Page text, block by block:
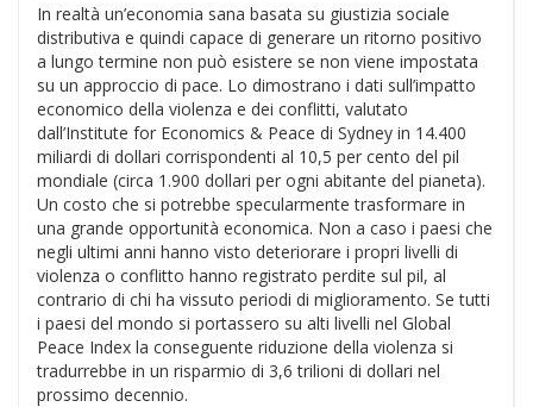
In realtà un’economia sana basata su giustizia sociale
distributiva e quindi capace di generare un ritorno positivo
a lungo termine non può esistere se non viene impostata
su un approccio di pace. Lo dimostrano i dati sull’impatto
economico della violenza e dei conflitti, valutato
dall’Institute for Economics & Peace di Sydney in 14.400
miliardi di dollari corrispondenti al 10,5 per cento del pil
mondiale (circa 1.900 dollari per ogni abitante del pianeta).
Un costo che si potrebbe specularmente trasformare in
una grande opportunità economica. Non a caso i paesi che
negli ultimi anni hanno visto deteriorare i propri livelli di
violenza o conflitto hanno registrato perdite sul pil, al
contrario di chi ha vissuto periodi di miglioramento. Se tutti
i paesi del mondo si portassero su alti livelli nel Global
Peace Index la conseguente riduzione della violenza si
tradurrebbe in un risparmio di 3,6 trilioni di dollari nel
prossimo decennio.